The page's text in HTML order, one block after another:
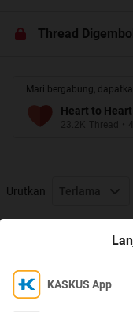
Thread
Mari bergabung,
Heart to Heart
23.2K Thread •
Urutkan Terlama
Thread
Ikuti KASKUS di
Kami menggunakan
KASKUS App